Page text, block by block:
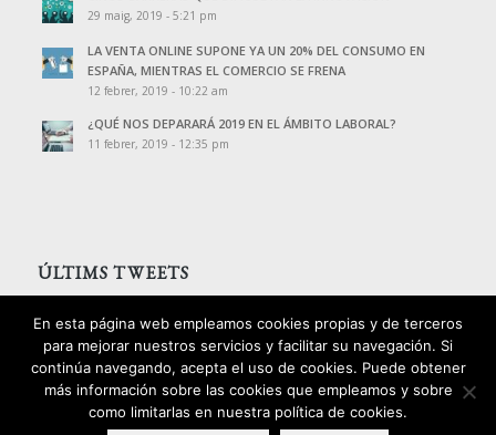
29 maig, 2019 - 5:21 pm
LA VENTA ONLINE SUPONE YA UN 20% DEL CONSUMO EN
ESPAÑA, MIENTRAS EL COMERCIO SE FRENA
12 febrer, 2019 - 10:22 am
¿QUÉ NOS DEPARARÁ 2019 EN EL ÁMBITO LABORAL?
11 febrer, 2019 - 12:35 pm
ÚLTIMS TWEETS
Tweets de @PalomoAssessors
2016 © Copyright - Palomo Consultors
En esta página web empleamos cookies propias y de terceros
para mejorar nuestros servicios y facilitar su navegación. Si
continúa navegando, acepta el uso de cookies. Puede obtener
más información sobre las cookies que empleamos y sobre
como limitarlas en nuestra política de cookies.